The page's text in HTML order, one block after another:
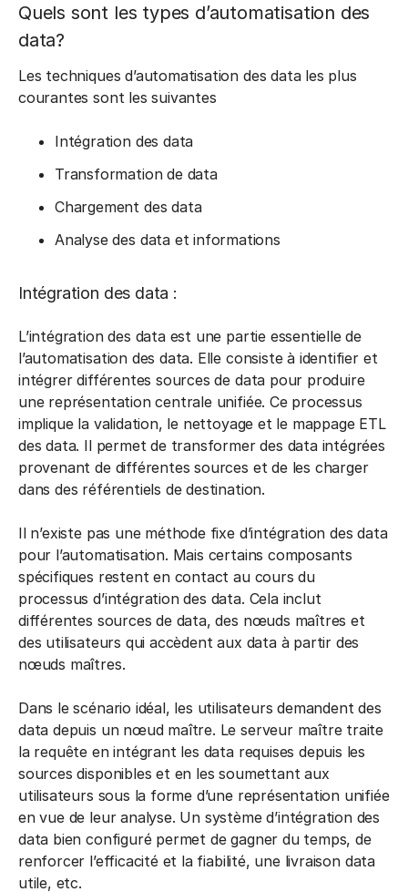
Quels sont les types d’automatisation des
data?
Les techniques d’automatisation des data les plus
courantes sont les suivantes
Intégration des data
Transformation de data
Chargement des data
Analyse des data et informations
Intégration des data :
L’intégration des data est une partie essentielle de
l’automatisation des data. Elle consiste à identifier et
intégrer différentes sources de data pour produire
une représentation centrale unifiée. Ce processus
implique la validation, le nettoyage et le mappage ETL
des data. Il permet de transformer des data intégrées
provenant de différentes sources et de les charger
dans des référentiels de destination.
Il n’existe pas une méthode fixe d’intégration des data
pour l’automatisation. Mais certains composants
spécifiques restent en contact au cours du
processus d’intégration des data. Cela inclut
différentes sources de data, des nœuds maîtres et
des utilisateurs qui accèdent aux data à partir des
nœuds maîtres.
Dans le scénario idéal, les utilisateurs demandent des
data depuis un nœud maître. Le serveur maître traite
la requête en intégrant les data requises depuis les
sources disponibles et en les soumettant aux
utilisateurs sous la forme d’une représentation unifiée
en vue de leur analyse. Un système d’intégration des
data bien configuré permet de gagner du temps, de
renforcer l’efficacité et la fiabilité, une livraison data
utile, etc.